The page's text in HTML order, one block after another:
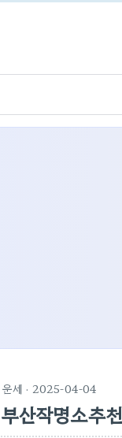
운세 · 2025-04-04
부산작명소추